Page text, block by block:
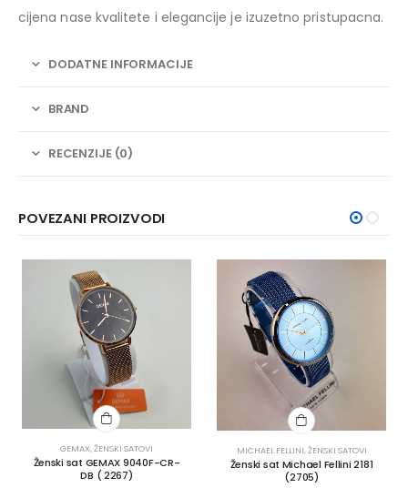
cijena nase kvalitete i elegancije je izuzetno pristupacna.
DODATNE INFORMACIJE
BRAND
RECENZIJE (0)
POVEZANI PROIZVODI
GEMAX,ŽENSKI SATOVI
Ženski sat GEMAX 9040F-CR-
DB ( 2267)
MICHAEL FELLINI,ŽENSKI SATOVI
Ženski sat Michael Fellini 2181
(2705)